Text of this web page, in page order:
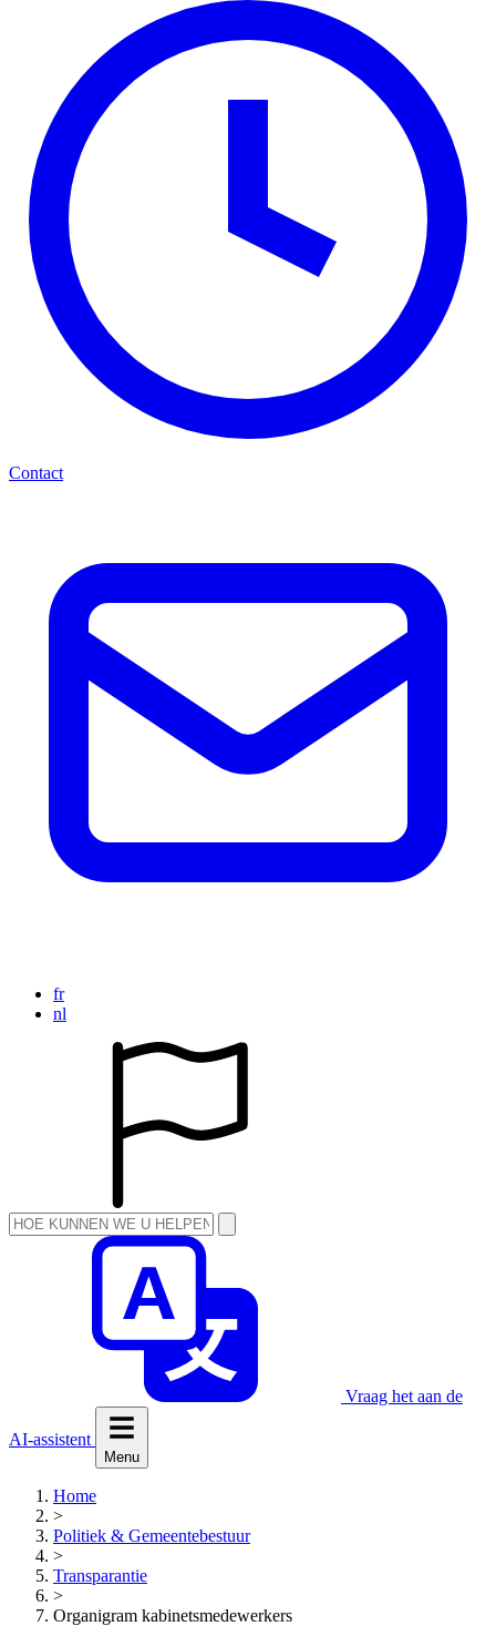
Contact
fr
nl
Vraag het aan de
AI-assistent
Menu
Home
>
Politiek & Gemeentebestuur
>
Transparantie
>
Organigram kabinetsmedewerkers